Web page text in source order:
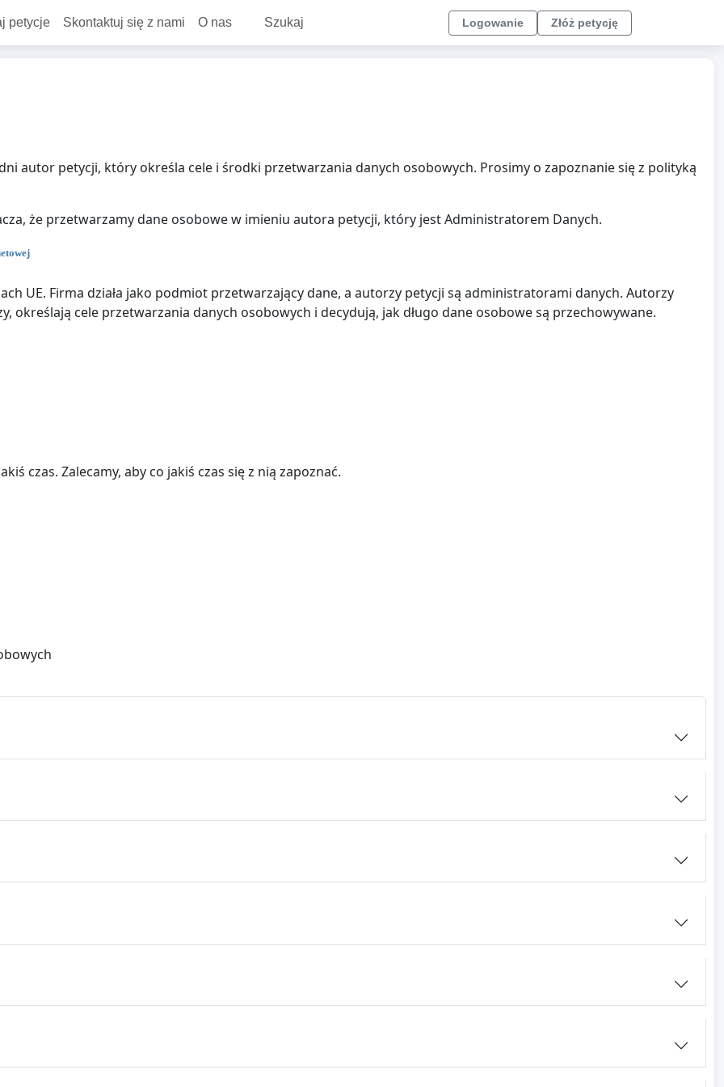
petycje Skontaktuj się z nami O nas Szukaj Logowanie Złóż petycję
autor petycji, który określa cele i środki przetwarzania danych osobowych. Prosimy o zapoznanie się z polityką
że przetwarzamy dane osobowe w imieniu autora petycji, który jest Administratorem Danych.
UE. Firma działa jako podmiot przetwarzający dane, a autorzy petycji są administratorami danych. Autorzy
określają cele przetwarzania danych osobowych i decydują, jak długo dane osobowe są przechowywane.
czas. Zalecamy, aby co jakiś czas się z nią zapoznać.